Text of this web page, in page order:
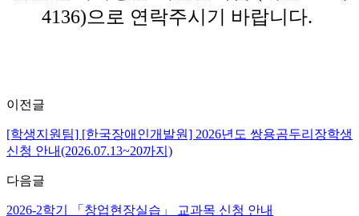
4136)으로 연락주시기 바랍니다.
이전글
[학생지원팀] [한국장애인개발원] 2026년도 쌍용곰두리장학생
신청 안내(2026.07.13~20까지)
다음글
2026-2학기 「창업현장실습」 교과목 신청 안내